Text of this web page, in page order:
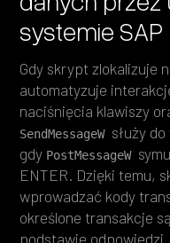
systemie SAP
Gdy skrypt zlokalizuje
automatyzuje
naciśnięcia klawiszy
SendMessageW służy
gdy PostMessageW
ENTER. Dzięki temu,
wprowadzać kody
określone transakcje
podstawie